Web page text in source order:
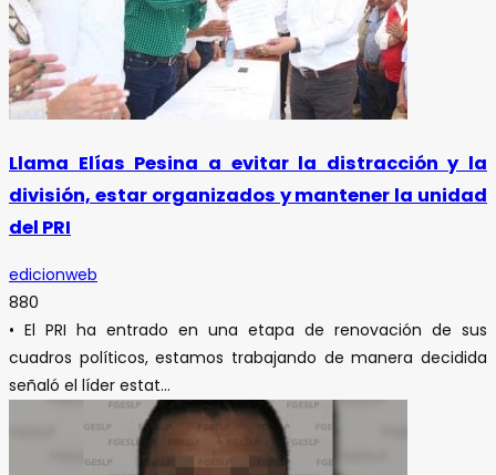
Llama Elías Pesina a evitar la distracción y la
división, estar organizados y mantener la unidad
del PRI
edicionweb
880
• El PRI ha entrado en una etapa de renovación de sus
cuadros políticos, estamos trabajando de manera decidida
señaló el líder estat...